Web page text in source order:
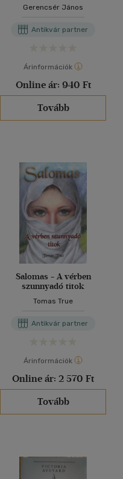
Gerencsér János
Antikvár partner
Árinformációk
Online ár: 940 Ft
Tovább
Salomas - A vérben
szunnyadó titok
Tomas True
Antikvár partner
Árinformációk
Online ár: 2 570 Ft
Tovább